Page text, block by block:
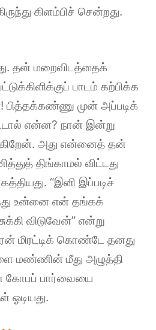
கிளம்பிச் சென்றது.
தன் மறைவிடத்தைக்
பாடம் கற்பிக்க
பித்தக்கண்ணு முன் அப்படிக்
என்ன? நான் இன்று
அது என்னைத் தன்
திங்காமல் விட்டது
“இனி இப்படிச்
உன்னை என் தங்கக்
விடுவேன்” என்று
மிரட்டிக் கொண்டே தனது
மண்ணின் மீது அழுத்தி
கோபப் பார்வையை
ஓடியது.